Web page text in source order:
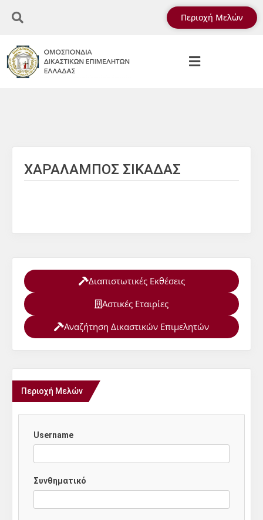
Περιοχή Μελών
ΧΑΡΑΛΑΜΠΟΣ ΣΙΚΑΔΑΣ
Διαπιστωτικές Εκθέσεις
Αστικές Εταιρίες
Αναζήτηση Δικαστικών Επιμελητών
Περιοχή Μελών
Username
Συνθηματικό